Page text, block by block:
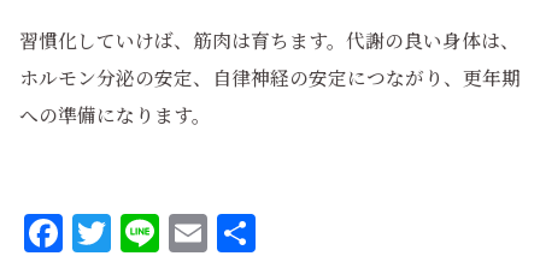
習慣化していけば、筋肉は育ちます。代謝の良い身体は、
ホルモン分泌の安定、自律神経の安定につながり、更年期
への準備になります。
Facebook
Twitter
LineEmail